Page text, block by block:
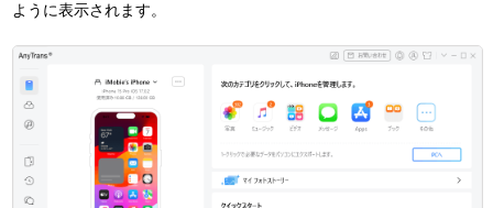
ように表示されます。